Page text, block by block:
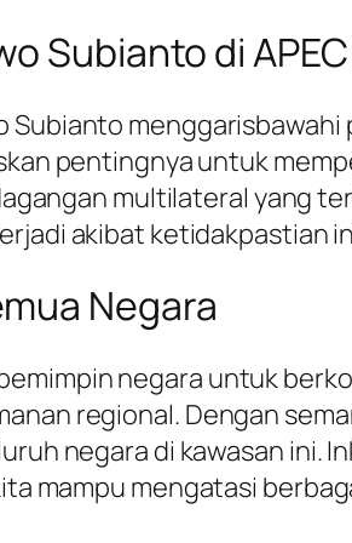
Subianto di
Subianto
pentingnya untuk
multilateral yang
akibat ketidakpastian
Negara
negara untuk
regional. Dengan
negara di kawasan ini.
mampu mengatasi